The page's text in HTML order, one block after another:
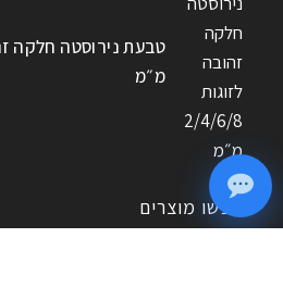
מ״מ
חפשו מוצרים